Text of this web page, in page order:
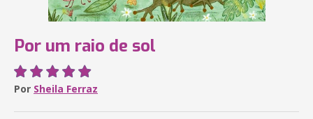
Por um raio de sol
Por Sheila Ferraz